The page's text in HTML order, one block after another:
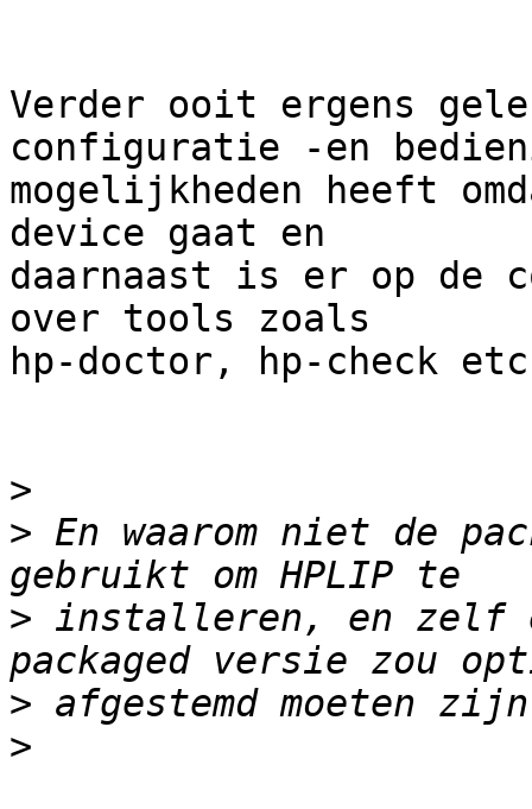
Verder ooit ergens
configuratie -en
mogelijkheden heeft
device gaat en
daarnaast is er op de
over tools zoals
hp-doctor, hp-check
>
> En waarom niet de
> installeren, en zelf
>
>